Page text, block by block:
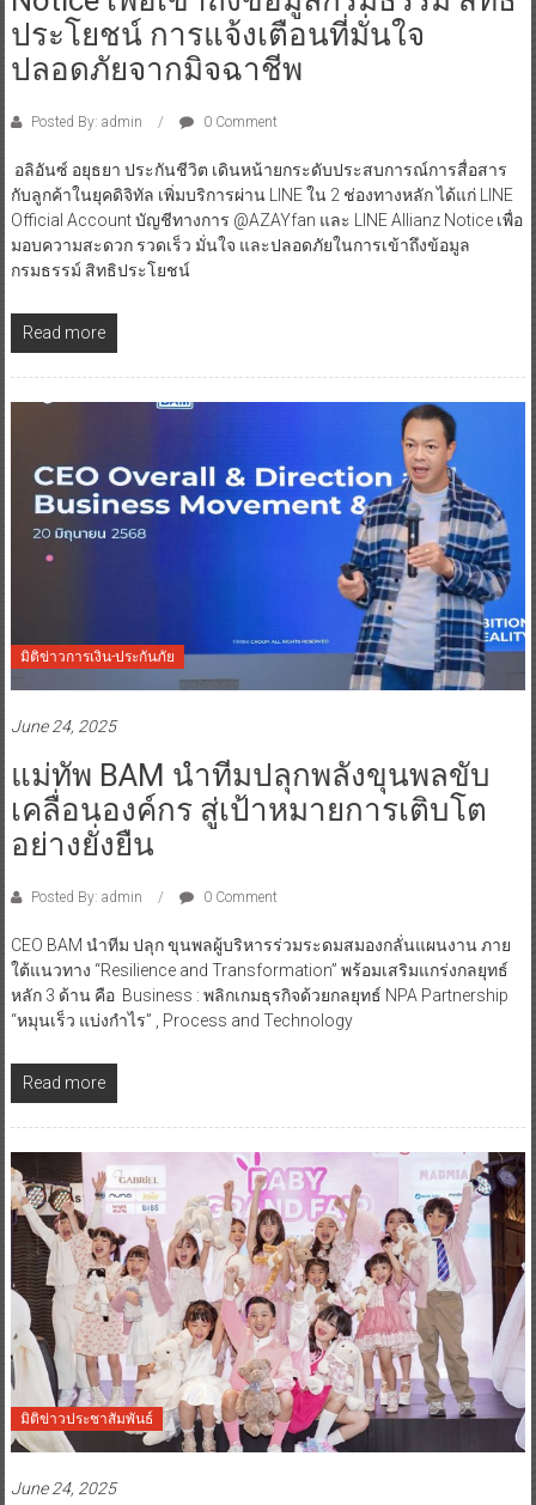
ประโยชน์ การแจ้งเตือนที่มั่นใจ
ปลอดภัยจากมิจฉาชีพ
Posted By: admin 0 Comment
อลิอันซ์ อยุธยา ประกันชีวิต เดินหน้ายกระดับประสบการณ์การสื่อสาร
กับลูกค้าในยุคดิจิทัล เพิ่มบริการผ่าน LINE ใน 2 ช่องทางหลัก ได้แก่ LINE
Official Account บัญชีทางการ @AZAYfan และ LINE Allianz Notice เพื่อ
มอบความสะดวก รวดเร็ว มั่นใจ และปลอดภัยในการเข้าถึงข้อมูล
กรมธรรม์ สิทธิประโยชน์
Read more
มิติข่าวการเงิน-ประกันภัย
June 24, 2025
แม่ทัพ BAM นำทีมปลุกพลังขุนพลขับ
เคลื่อนองค์กร สู่เป้าหมายการเติบโต
อย่างยั่งยืน
Posted By: admin 0 Comment
CEO BAM นำทีม ปลุก ขุนพลผู้บริหารร่วมระดมสมองกลั่นแผนงาน ภาย
ใต้แนวทาง “Resilience and Transformation” พร้อมเสริมแกร่งกลยุทธ์
หลัก 3 ด้าน คือ Business : พลิกเกมธุรกิจด้วยกลยุทธ์ NPA Partnership
“หมุนเร็ว แบ่งกำไร” , Process and Technology
Read more
มิติข่าวประชาสัมพันธ์
June 24, 2025